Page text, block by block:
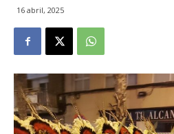
16 abril, 2025